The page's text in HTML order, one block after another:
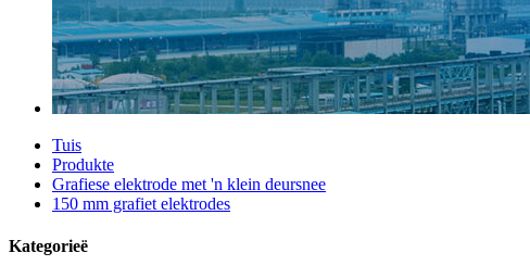
Tuis
Produkte
Grafiese elektrode met 'n klein deursnee
150 mm grafiet elektrodes
Kategorieë